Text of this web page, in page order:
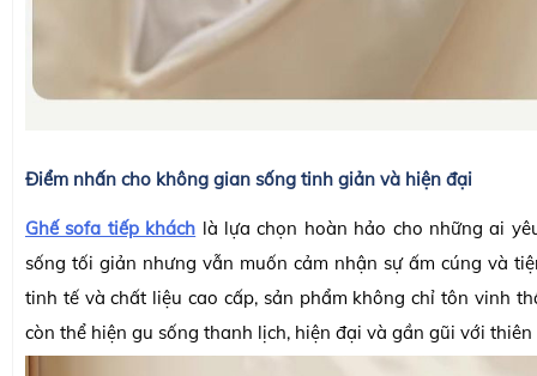
Điểm nhấn cho không gian sống tinh giản và hiện đại
Ghế sofa tiếp khách là lựa chọn hoàn hảo cho những ai
sống tối giản nhưng vẫn muốn cảm nhận sự ấm cúng và
tinh tế và chất liệu cao cấp, sản phẩm không chỉ tôn vinh
còn thể hiện gu sống thanh lịch, hiện đại và gần gũi với thiên